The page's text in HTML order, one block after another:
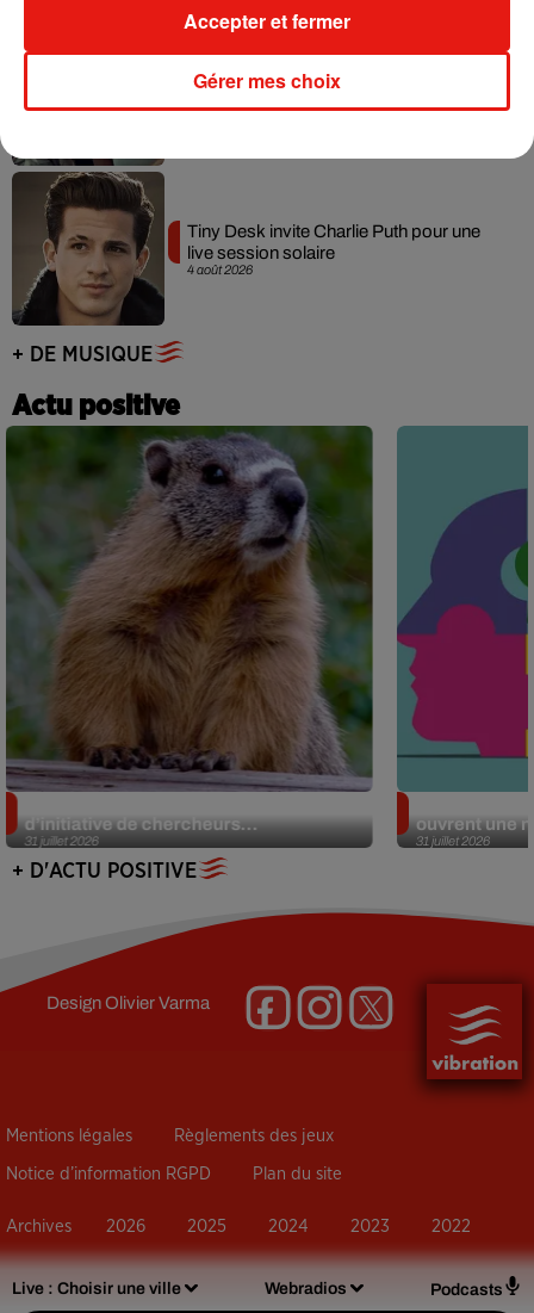
Live : Choisir une ville Webradios Podcasts
5 août 2026
Benny Blanco invite Selena Gomez et
Becky G sur son nouveau single
4 août 2026
Tiny Desk invite Charlie Puth pour une
live session solaire
+ DE MUSIQUE
Actu positive
31 juillet 2026
d’initiative de chercheurs...
31 juillet 2026
ouvrent une
+ D'ACTU POSITIVE
DesignOlivier Varma
Mentions légales Règlements des jeux
Notice d’information RGPD Plan du site
Archives 2026 2025 2024 2023 2022
Gérer mes choix
Accepter et fermer